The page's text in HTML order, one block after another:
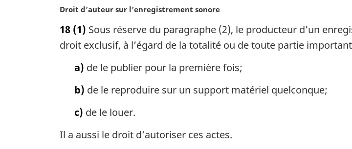
g
n
a
l
N
t
e
l
Droit d’auteur sur l’enregistrement sonore
18 (1) Sous réserve du paragraphe (2), le producteur d’un
droit exclusif, à l’égard de la totalité ou de toute partie
a) de le publier pour la première fois;
b) de le reproduire sur un support matériel quelconque;
c) de le louer.
Il a aussi le droit d’autoriser ces actes.